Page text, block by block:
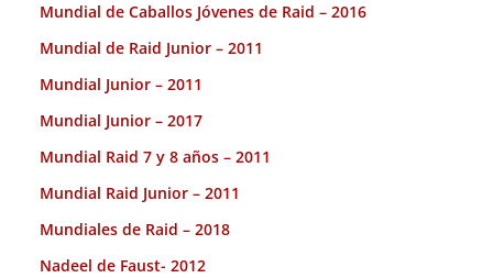
Mundial de Caballos Jóvenes de Raid – 2016
Mundial de Raid Junior – 2011
Mundial Junior – 2011
Mundial Junior – 2017
Mundial Raid 7 y 8 años – 2011
Mundial Raid Junior – 2011
Mundiales de Raid – 2018
Nadeel de Faust- 2012